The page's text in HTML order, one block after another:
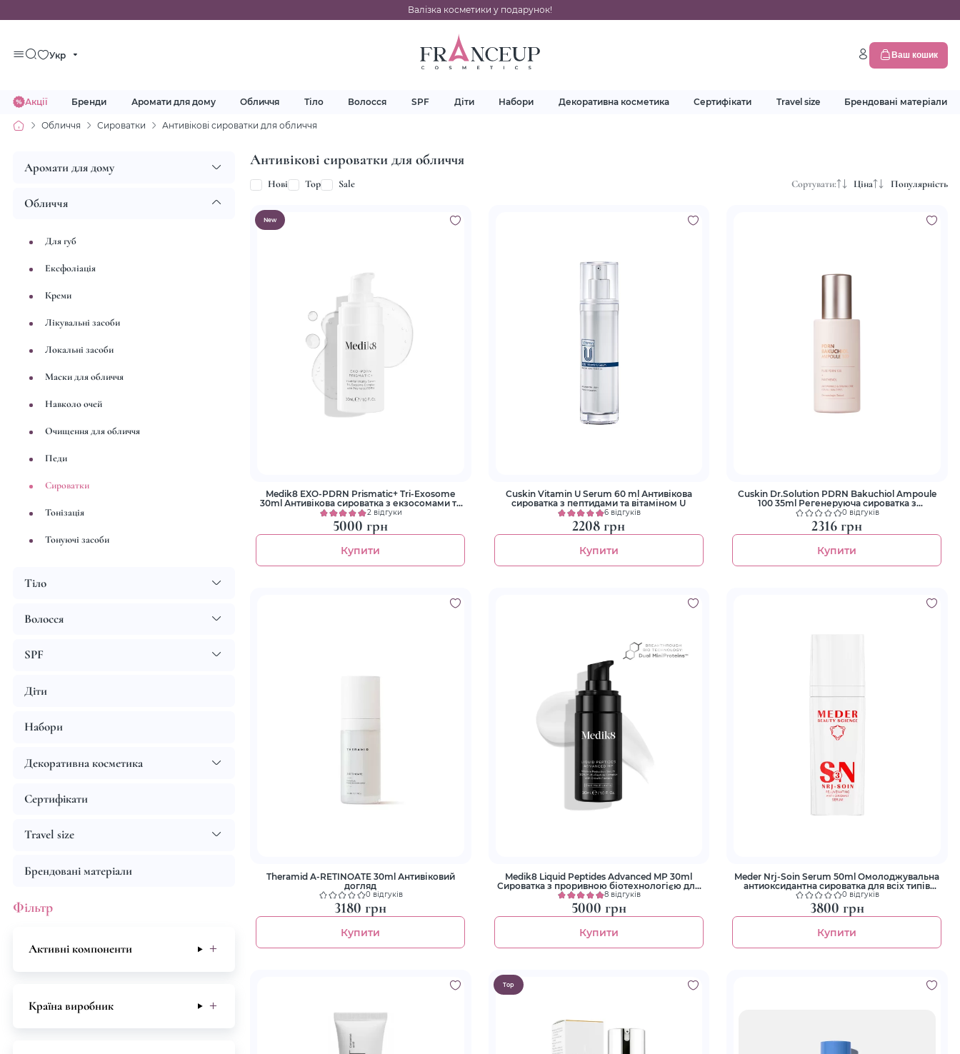
Валізка косметики у подарунок!
Укр Ваш кошик
Акції Бренди Аромати для дому Обличчя Тіло Волосся SPF Діти Набори Декоративна косметика Сертифікати Travel size Брендовані матеріали
Обличчя Сироватки Антивікові сироватки для обличчя
Антивікові сироватки для обличчя
Сортувати: Ціна Популярність
Нові Top Sale
New
Medik8 EXO-PDRN Prismatic+ Tri-Exosome
30ml Антивікова cироватка з екзосомами та
PDRN2 відгуки
5000 грн
Купити
Cuskin Vitamin U Serum 60 ml Антивікова
сироватка з пептидами та вітаміном U
6 відгуків
2208 грн
Купити
Cuskin Dr.Solution PDRN Bakuchiol Ampoule
100 35ml Регенеруюча сироватка з
полінуклеотидами та бакучіолом
0 відгуків
2316 грн
Купити
Theramid A-RETINOATE 30ml Антивіковий
догляд
0 відгуків
3180 грн
Купити
Medik8 Liquid Peptides Advanced MP 30ml
Сироватка з проривною біотехнологією для
боротьби з ознаками старіння шкіри
8 відгуків
5000 грн
Купити
Meder Nrj-Soin Serum 50ml Oмолоджувальна
антиоксидантна сироватка для всіх типів
шкіри Енерджи-Суан
0 відгуків
3800 грн
Купити
Top
Аромати для дому
Обличчя
Для губ
Ексфоліація
Креми
Лікувальні засоби
Локальні засоби
Маски для обличчя
Навколо очей
Очищення для обличчя
Педи
Сироватки
Тонізація
Тонуючі засоби
Тіло
Волосся
SPF
Діти
Набори
Декоративна косметика
Сертифікати
Travel size
Брендовані матеріали
Фільтр
Активні компоненти
Країна виробник